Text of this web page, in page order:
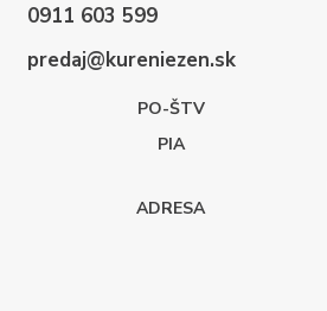
0911 603 599
predaj@kureniezen.sk
PO-ŠTV
PIA
ADRESA